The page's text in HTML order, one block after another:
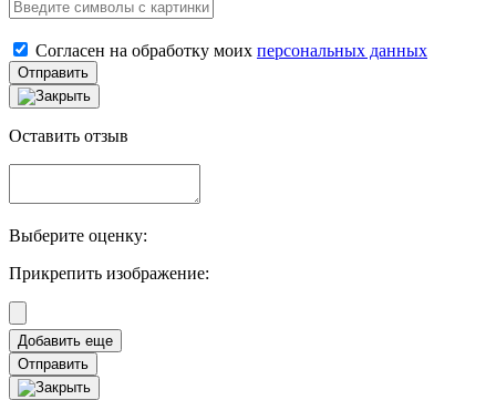
Согласен на обработку моих персональных данных
Отправить
Оставить отзыв
Выберите оценку:
Прикрепить изображение:
Отправить